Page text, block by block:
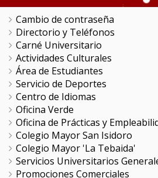
Cambio de contraseña
Directorio y Teléfonos
Carné Universitario
Actividades Culturales
Área de Estudiantes
Servicio de Deportes
Centro de Idiomas
Oficina Verde
Oficina de Prácticas y
Colegio Mayor San Isidoro
Colegio Mayor 'La Tebaida'
Servicios Universitarios
Promociones Comerciales